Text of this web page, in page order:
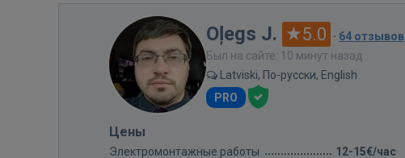
Oļegs J. 5.0 · 64 отзывов
Был на сайте: 10 минут назад
Latviski, По-русски, English
PRO
Цены
Электромонтажные работы 12-15€/час